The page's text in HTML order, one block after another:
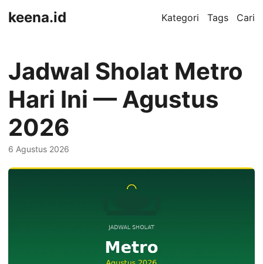
keena.id Kategori Tags Cari
Jadwal Sholat Metro
Hari Ini — Agustus
2026
6 Agustus 2026